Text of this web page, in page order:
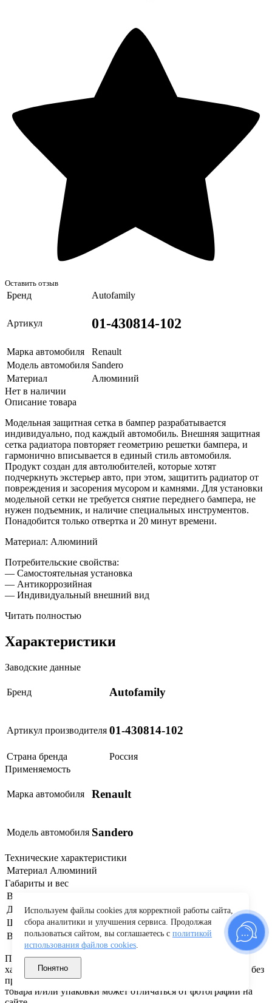
Оставить отзыв
Бренд Autofamily
Артикул 01-430814-102
Марка автомобиля
Renault
Модель автомобиля Sandero
Материал
Алюминий
Нет в наличии
Описание товара
Модельная защитная сетка в бампер разрабатывается
индивидуально, под каждый автомобиль. Внешняя защитная
сетка радиатора повторяет геометрию решетки бампера, и
гармонично вписывается в единый стиль автомобиля.
Продукт создан для автолюбителей, которые хотят
подчеркнуть экстерьер авто, при этом, защитить радиатор от
повреждения и засорения мусором и камнями. Для установки
модельной сетки не требуется снятие переднего бампера, не
нужен подъемник, и наличие специальных инструментов.
Понадобится только отвертка и 20 минут времени.
Материал: Алюминий
Потребительские свойства:
— Самостоятельная установка
— Антикоррозийная
— Индивидуальный внешний вид
Читать полностью
Характеристики
Заводские данные
Бренд Autofamily
Артикул производителя 01-430814-102
Страна бренда
Россия
Применяемость
Марка автомобиля Renault
Модель автомобиля Sandero
Технические характеристики
Материал Алюминий
Габариты и вес
Вес
Длина
92 см
Ширина 21 см
Высота
7 см
Производитель оставляет за собой право изменять
характеристики товара, его внешний вид и комплектацию без
предварительного уведомления продавца. Внешний вид
товара и/или упаковки может отличаться от фотографии на
Используем файлы cookies для корректной работы сайта,
сбора аналитики и улучшения сервиса. Продолжая
пользоваться сайтом, вы соглашаетесь с политикой
использования файлов cookies.
Понятно